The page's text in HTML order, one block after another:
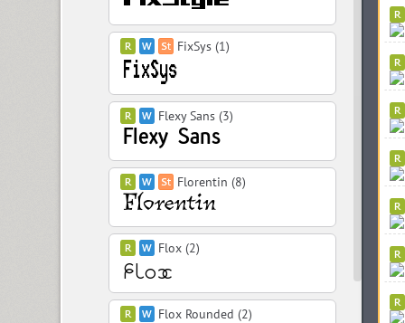
FixSys (1)
Flexy Sans (3)
Florentin (8)
Flox (2)
Flox Rounded (2)